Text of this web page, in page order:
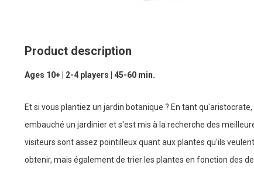
Product description
Ages 10+ | 2-4 players | 45-60 min.
Et si vous plantiez un jardin botanique ? En tant
embauché un jardinier et s'est mis à la recherche des
visiteurs sont assez pointilleux quant aux plantes qu'ils
obtenir, mais également de trier les plantes en fonction des